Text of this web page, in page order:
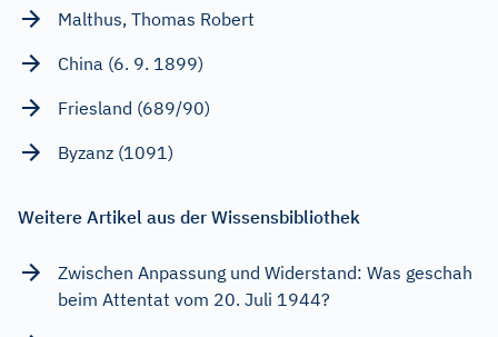
Malthus, Thomas Robert
China (6. 9. 1899)
Friesland (689/90)
Byzanz (1091)
Weitere Artikel aus der Wissensbibliothek
Zwischen Anpassung und Widerstand: Was geschah
beim Attentat vom 20. Juli 1944?